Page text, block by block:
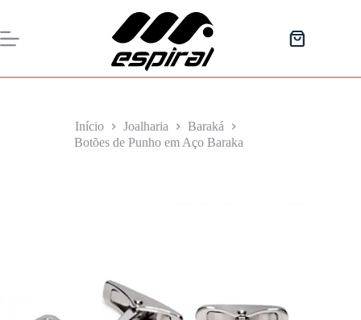
o
conteúdo
Carrinho
Início Joalharia
Baraká
Botões de Punho em Aço Baraka